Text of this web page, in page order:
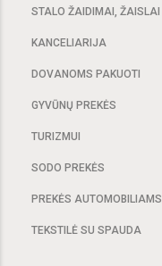
STALO ŽAIDIMAI, ŽAISLAI
KANCELIARIJA
DOVANOMS PAKUOTI
GYVŪNŲ PREKĖS
TURIZMUI
SODO PREKĖS
PREKĖS AUTOMOBILIAMS
TEKSTILĖ SU SPAUDA